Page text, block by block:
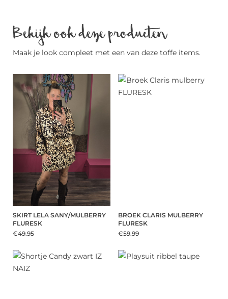
Bekijk ook deze producten
Maak je look compleet met een van deze toffe items.
SKIRT LELA SANY/MULBERRY
FLURESK
€49.95
BROEK CLARIS MULBERRY
FLURESK
€59.99